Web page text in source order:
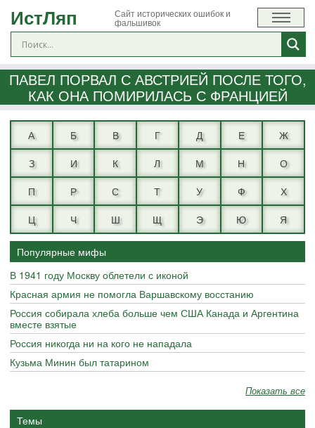
ИстЛяп Сайт исторических ошибок и
фальшивок
ПАВЕЛ ПОРВАЛ С АВСТРИЕЙ ПОСЛЕ ТОГО,
КАК ОНА ПОМИРИЛАСЬ С ФРАНЦИЕЙ
А Б В Г Д Е
Ж
З
И К Л М Н
О
П
Р С Т У Ф
Х
Ц
Ч Ш Щ Э Ю Я
Популярные мифы
В 1941 году Москву облетели с иконой
Красная армия не помогла Варшавскому восстанию
Россия собирала хлеба больше чем США Канада и Аргентина
вместе взятые
Россия никогда ни на кого не нападала
Кузьма Минин был татарином
Показать все
Темы